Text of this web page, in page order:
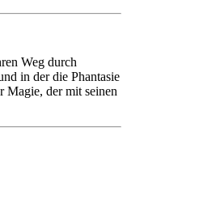
Weg durch
in der die Phantasie
Magie, der mit seinen